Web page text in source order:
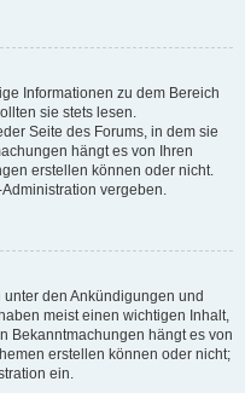
Informationen zu dem Bereich
sie stets lesen.
Seite des Forums, in dem sie
hängt es von Ihren
erstellen können oder nicht.
vergeben.
den Ankündigungen und
meist einen wichtigen Inhalt,
Bekanntmachungen hängt es von
erstellen können oder nicht;
ein.